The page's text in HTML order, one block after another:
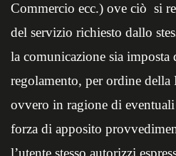
Commercio ecc.) ove ciò si
del servizio richiesto dallo
la comunicazione sia
regolamento, per ordine
ovvero in ragione di
forza di apposito
l’utente stesso autorizzi